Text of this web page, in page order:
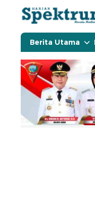
spektrumonline.com
Berita Utama